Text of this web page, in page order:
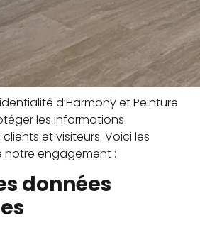
d’Harmony et Peinture
les informations
et visiteurs. Voici les
notre engagement :​
données